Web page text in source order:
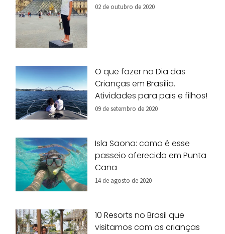
02 de outubro de 2020
O que fazer no Dia das
Crianças em Brasília.
Atividades para pais e filhos!
09 de setembro de 2020
Isla Saona: como é esse
passeio oferecido em Punta
Cana
14 de agosto de 2020
10 Resorts no Brasil que
visitamos com as crianças